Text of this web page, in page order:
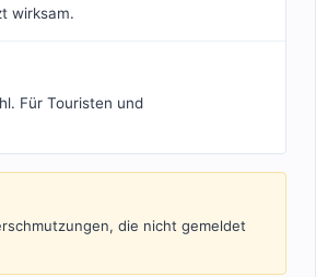
wirksam.
Für Touristen und
die nicht gemeldet